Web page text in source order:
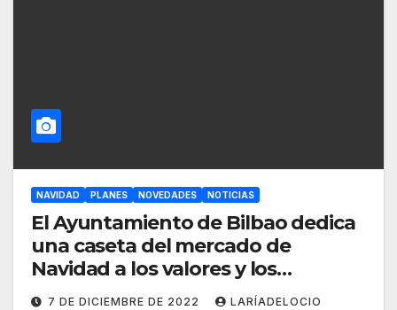
NAVIDAD PLANES NOVEDADES NOTICIAS
El Ayuntamiento de Bilbao dedica
una caseta del mercado de
Navidad a los valores y los
objetivos de desarrollo sostenible
7 DE DICIEMBRE DE 2022 LARÍADELOCIO